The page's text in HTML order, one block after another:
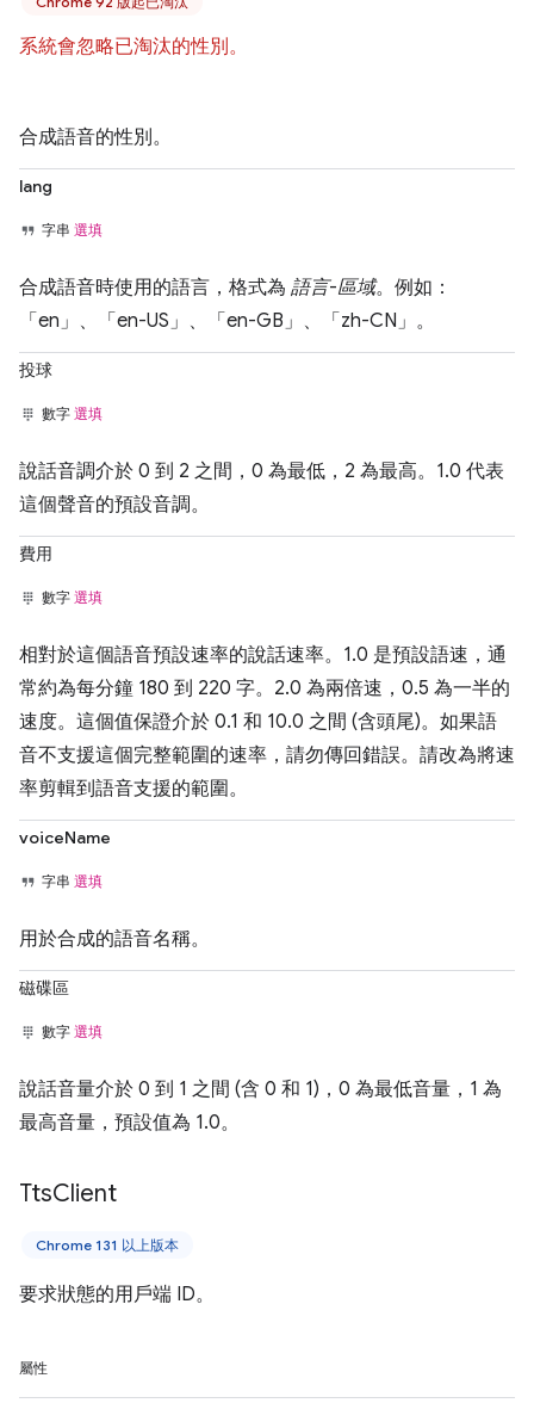
系統會忽略已淘汰的性別。
合成語音的性別。
lang
字串 選填
合成語音時使用的語言，格式為 語言-區域。例如：
「en」、「en-US」、「en-GB」、「zh-CN」。
投球
數字 選填
說話音調介於 0 到 2 之間，0 為最低，2 為最高。1.0 代表
這個聲音的預設音調。
費用
數字 選填
相對於這個語音預設速率的說話速率。1.0 是預設語速，通
常約為每分鐘 180 到 220 字。2.0 為兩倍速，0.5 為一半的
速度。這個值保證介於 0.1 和 10.0 之間 (含頭尾)。如果語
音不支援這個完整範圍的速率，請勿傳回錯誤。請改為將速
率剪輯到語音支援的範圍。
voiceName
字串 選填
用於合成的語音名稱。
磁碟區
數字 選填
說話音量介於 0 到 1 之間 (含 0 和 1)，0 為最低音量，1 為
最高音量，預設值為 1.0。
TtsClient
Chrome 131 以上版本
要求狀態的用戶端 ID。
屬性